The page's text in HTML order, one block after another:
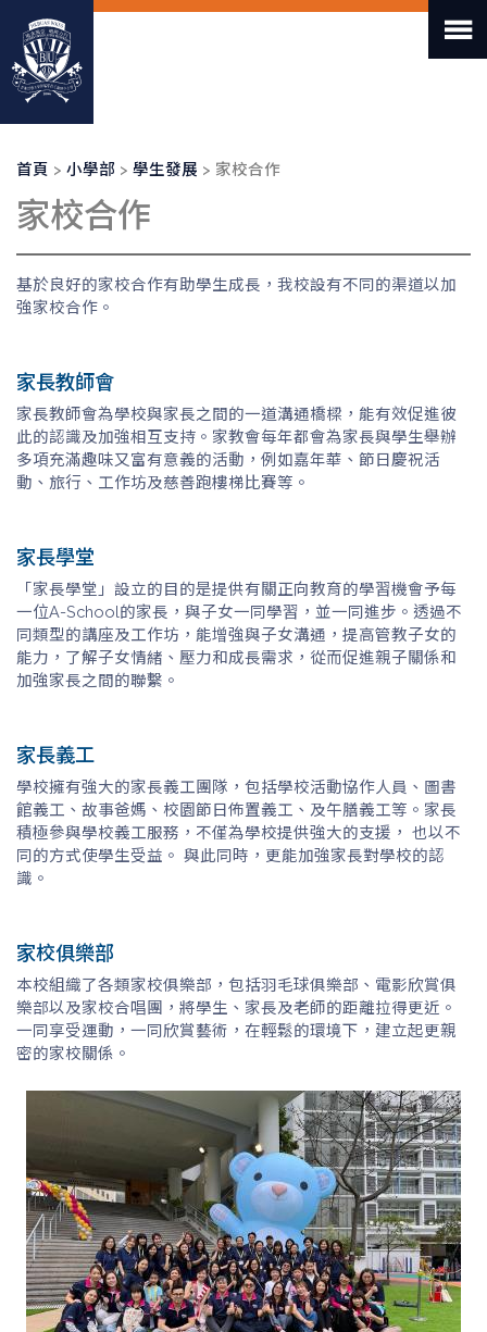
內
導
連
結
首頁 小學部 學生發展 家校合作
家校合作
基於良好的家校合作有助學生成長，我校設有不同的渠道以加
強家校合作。
家長教師會
家長教師會為學校與家長之間的一道溝通橋樑，能有效促進彼
此的認識及加強相互支持。家教會每年都會為家長與學生舉辦
多項充滿趣味又富有意義的活動，例如嘉年華、節日慶祝活
動、旅行、工作坊及慈善跑樓梯比賽等。
家長學堂
「家長學堂」設立的目的是提供有關正向教育的學習機會予每
一位A-School的家長，與子女一同學習，並一同進步。透過不
同類型的講座及工作坊，能增強與子女溝通，提高管教子女的
能力，了解子女情緒、壓力和成長需求，從而促進親子關係和
加強家長之間的聯繫。
家長義工
學校擁有強大的家長義工團隊，包括學校活動協作人員、圖書
館義工、故事爸媽、校園節日佈置義工、及午膳義工等。家長
積極參與學校義工服務，不僅為學校提供強大的支援， 也以不
同的方式使學生受益。 與此同時，更能加強家長對學校的認
識。
家校俱樂部
本校組織了各類家校俱樂部，包括羽毛球俱樂部、電影欣賞俱
樂部以及家校合唱團，將學生、家長及老師的距離拉得更近。
一同享受運動，一同欣賞藝術，在輕鬆的環境下，建立起更親
密的家校關係。